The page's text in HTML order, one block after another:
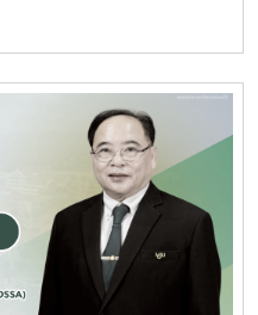
University ผ่าน
อกรณีศึกษาการประยุกต์ใช้
วมถึงกิจกรรม Forum-to-
นโยบายและแผนปฏิบัติการใน
าคตการเข้าร่วมประชุมในครั้ง
ารเปลี่ยนแปลงของการ
ค์ความรู้และสร้างความร่วม
วประเทศ เพื่อร่วมกันพัฒนา
นแปลงของโลกยุคดิจิทัล และ
ภาพพระพิธีธรรมสวดพระ
ที่นั่งดุสิตมหาปราสาท
วายบังคมพระศพสมเด็จ
นเรนทิราเทพยวดี กรมหลวง
ณ พระที่นั่งพิมานรัตยา
ในครั้งนี้ นับเป็นพระ
มแก่คณะผู้บริหาร
คลากร มหาวิทยาลัยแม่โจ้ที่ได้
ามอาลัยและน้อมรำลึกในพระ